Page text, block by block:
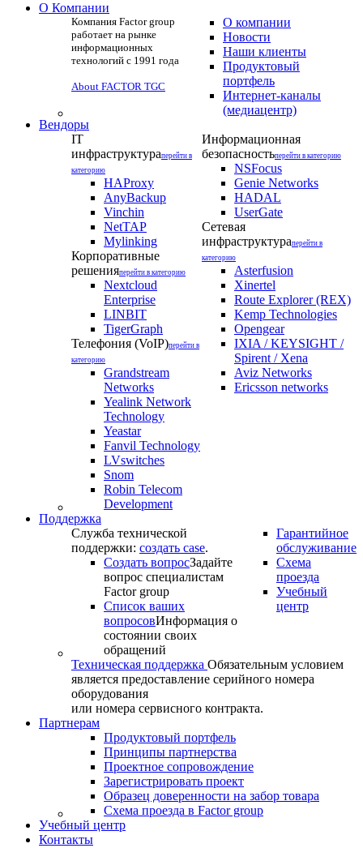
О Компании
Компания Factor group
работает на рынке
информационных
технологий с 1991 года
About FACTOR TGC
О компании
Новости
Наши клиенты
Продуктовый
портфель
Интернет-каналы
(медиацентр)
Вендоры
IT
инфраструктураперейти в
категорию
HAProxy
AnyBackup
Vinchin
NetTAP
Mylinking
Корпоративные
решенияперейти в категорию
Nextcloud
Enterprise
LINBIT
TigerGraph
Телефония (VoIP)перейти в
категорию
Grandstream
Networks
Yealink Network
Technology
Yeastar
Fanvil Technology
LVswitches
Snom
Robin Telecom
Development
Информационная
безопасностьперейти в категорию
NSFocus
Genie Networks
HADAL
UserGate
Сетевая
инфраструктураперейти в
категорию
Asterfusion
Xinertel
Route Explorer (REX)
Kemp Technologies
Opengear
IXIA / KEYSIGHT /
Spirent / Xena
Aviz Networks
Ericsson networks
Поддержка
Служба технической
поддержки: создать case.
Создать вопросЗадайте
вопрос специалистам
Factor group
Список ваших
вопросовИнформация о
состоянии своих
обращений
Гарантийное
обслуживание
Схема
проезда
Учебный
центр
Техническая поддержка Обязательным условием
является предоставление серийного номера
оборудования
или номера сервисного контракта.
Партнерам
Продуктовый портфель
Принципы партнерства
Проектное сопровождение
Зарегистрировать проект
Образец доверенности на забор товара
Схема проезда в Factor group
Учебный центр
Контакты